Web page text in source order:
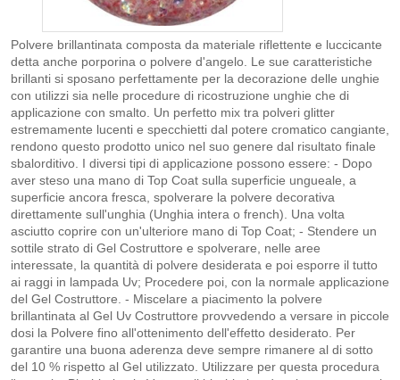
Polvere brillantinata composta da materiale riflettente e luccicante
detta anche porporina o polvere d'angelo. Le sue caratteristiche
brillanti si sposano perfettamente per la decorazione delle unghie
con utilizzi sia nelle procedure di ricostruzione unghie che di
applicazione con smalto. Un perfetto mix tra polveri glitter
estremamente lucenti e specchietti dal potere cromatico cangiante,
rendono questo prodotto unico nel suo genere dal risultato finale
sbalorditivo. I diversi tipi di applicazione possono essere: - Dopo
aver steso una mano di Top Coat sulla superficie ungueale, a
superficie ancora fresca, spolverare la polvere decorativa
direttamente sull'unghia (Unghia intera o french). Una volta
asciutto coprire con un'ulteriore mano di Top Coat; - Stendere un
sottile strato di Gel Costruttore e spolverare, nelle aree
interessate, la quantità di polvere desiderata e poi esporre il tutto
ai raggi in lampada Uv; Procedere poi, con la normale applicazione
del Gel Costruttore. - Miscelare a piacimento la polvere
brillantinata al Gel Uv Costruttore provvedendo a versare in piccole
dosi la Polvere fino all'ottenimento dell'effetto desiderato. Per
garantire una buona aderenza deve sempre rimanere al di sotto
del 10 % rispetto al Gel utilizzato. Utilizzare per questa procedura